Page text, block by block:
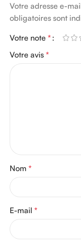
Votre adresse e-
obligatoires sont
Votre note *
Votre avis *
Nom *
E-mail *